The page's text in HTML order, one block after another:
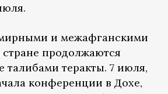
и межафганскими
продолжаются
талибами теракты. 7 июля,
конференции в Дохе,